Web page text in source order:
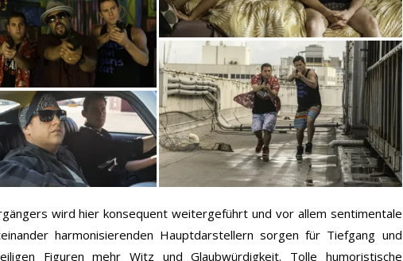
wird hier konsequent weitergeführt und vor allem sentimentale
harmonisierenden Hauptdarstellern sorgen für Tiefgang und
Figuren mehr Witz und Glaubwürdigkeit. Tolle humoristische